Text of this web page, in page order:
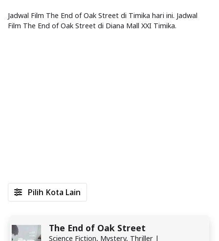
Jadwal Film The End of Oak Street di Timika hari ini. Jadwal
Film The End of Oak Street di Diana Mall XXI Timika.
The End of Oak Street
Science Fiction, Mystery, Thriller |
Pilih Kota Lain